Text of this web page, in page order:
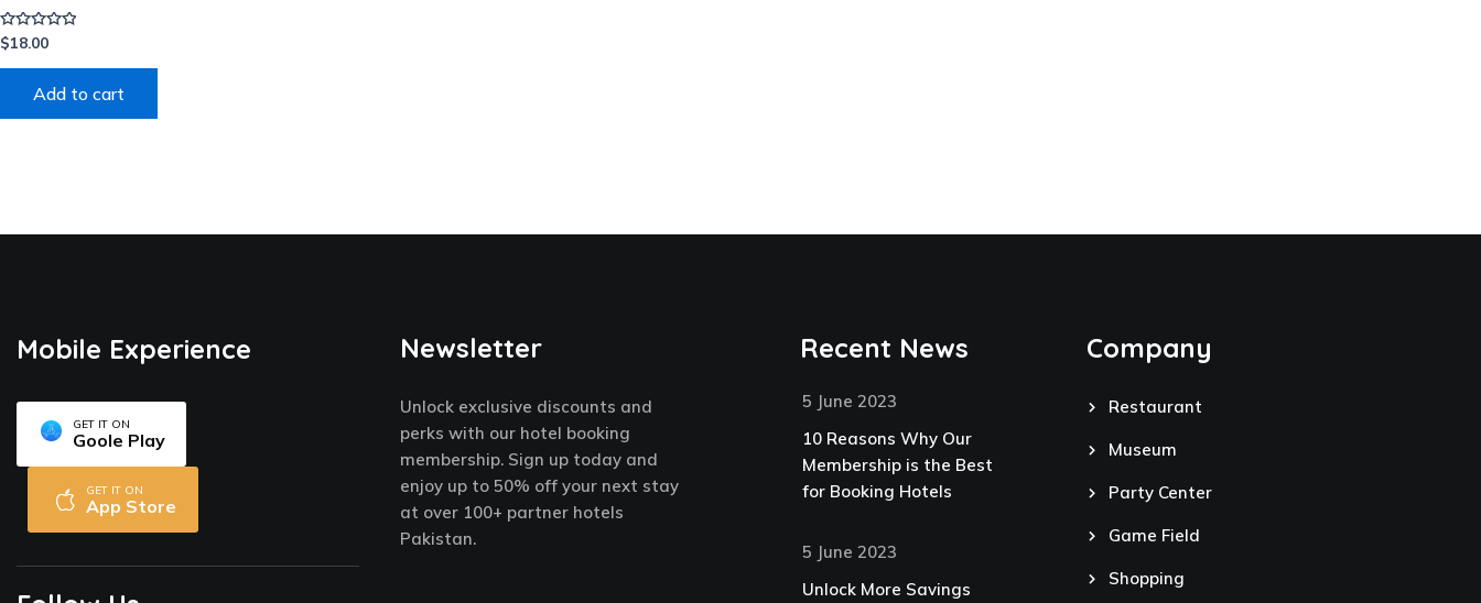
Rated
0
out
$18.00
Add to cart
Mobile Experience
GET IT ON
Goole Play
GET IT ON
App Store
Newsletter
Unlock exclusive discounts and
perks with our hotel booking
membership. Sign up today and
enjoy up to 50% off your next stay
at over 100+ partner hotels
Pakistan.
Recent News
5 June 2023
10 Reasons Why Our
Membership is the Best
for Booking Hotels
5 June 2023
Unlock More Savings
Company
Restaurant
Museum
Party Center
Game Field
Shopping